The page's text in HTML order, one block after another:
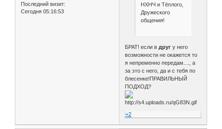
Последний визит:
Сегодня 05:16:53
НХНЧ и Тёплого,
Дружеского
общения!
БРАТ! если в друг у него
возможности не окажется то
я непременно передам...., а
за это с него, да и с тебя по
блесенке!ПРАВИЛЬНЫЙ
ПОДХОД?
+2